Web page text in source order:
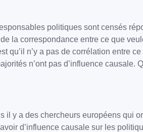
politiques sont censés
la correspondance entre ce que
n’y a pas de corrélation entre
n’ont pas d’influence
il y a des chercheurs européens
d’influence causale sur les